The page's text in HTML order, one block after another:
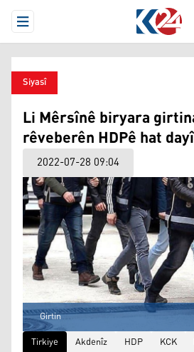
Open Menu
Siyasî
Li Mêrsînê biryara
rêveberên HDPê hat
2022-07-28 09:04
Girtin
Tirkiye
Akdenîz HDP KCK